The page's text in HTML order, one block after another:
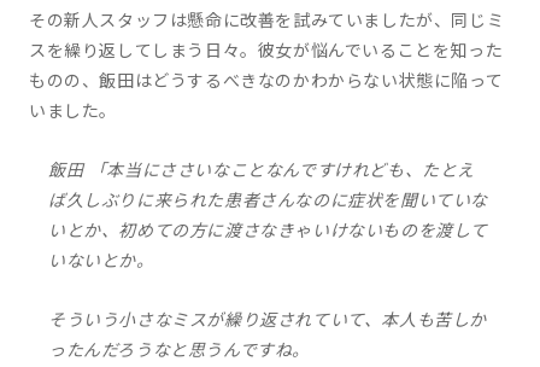
その新人スタッフは懸命に改善を試みていましたが、同じミ
スを繰り返してしまう日々。彼女が悩んでいることを知った
ものの、飯田はどうするべきなのかわからない状態に陥って
いました。
飯田 「本当にささいなことなんですけれども、たとえ
ば久しぶりに来られた患者さんなのに症状を聞いていな
いとか、初めての方に渡さなきゃいけないものを渡して
いないとか。
そういう小さなミスが繰り返されていて、本人も苦しか
ったんだろうなと思うんですね。